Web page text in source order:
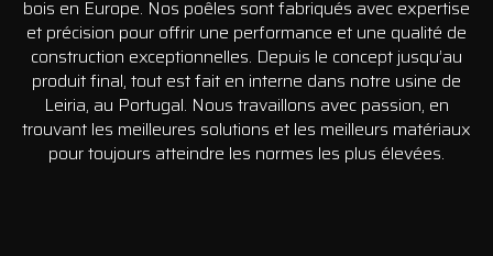
bois en Europe. Nos poêles sont fabriqués avec expertise
et précision pour offrir une performance et une qualité de
construction exceptionnelles. Depuis le concept jusqu’au
produit final, tout est fait en interne dans notre usine de
Leiria, au Portugal. Nous travaillons avec passion, en
trouvant les meilleures solutions et les meilleurs matériaux
pour toujours atteindre les normes les plus élevées.